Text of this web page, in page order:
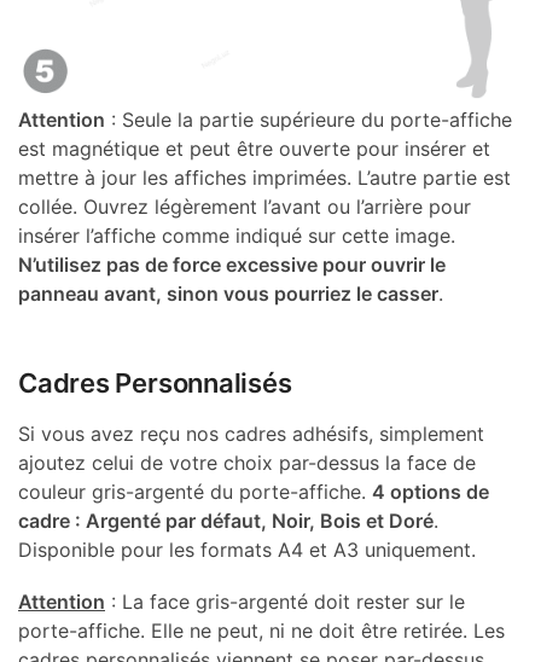
Attention : Seule la partie supérieure du porte-affiche
est magnétique et peut être ouverte pour insérer et
mettre à jour les affiches imprimées. L’autre partie est
collée. Ouvrez légèrement l’avant ou l’arrière pour
insérer l’affiche comme indiqué sur cette image.
N’utilisez pas de force excessive pour ouvrir le
panneau avant, sinon vous pourriez le casser.
Cadres Personnalisés
Si vous avez reçu nos cadres adhésifs, simplement
ajoutez celui de votre choix par-dessus la face de
couleur gris-argenté du porte-affiche. 4 options de
cadre : Argenté par défaut, Noir, Bois et Doré.
Disponible pour les formats A4 et A3 uniquement.
Attention : La face gris-argenté doit rester sur le
porte-affiche. Elle ne peut, ni ne doit être retirée. Les